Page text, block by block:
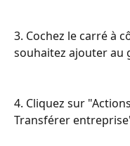
3. Cochez le carré à
souhaitez ajouter au
4. Cliquez sur
Transférer